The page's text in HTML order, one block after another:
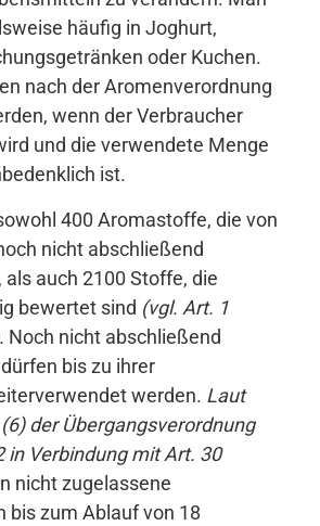
häufig in Joghurt,
oder Kuchen.
nach der Aromenverordnung
wenn der Verbraucher
und die verwendete Menge
ist.
400 Aromastoffe, die von
nicht abschließend
auch 2100 Stoffe, die
bewertet sind (vgl. Art. 1
Noch nicht abschließend
bis zu ihrer
werden. Laut
der Übergangsverordnung
in Verbindung mit Art. 30
nicht zugelassene
bis zum Ablauf von 18